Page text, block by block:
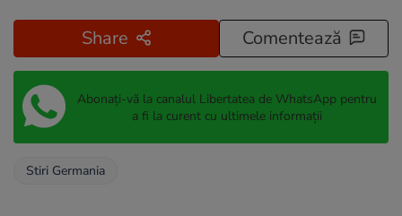
Share Comentează
Abonați-vă la canalul Libertatea de WhatsApp pentru
a fi la curent cu ultimele informații
Stiri Germania